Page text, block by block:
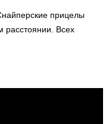
прицелы
расстоянии. Всех